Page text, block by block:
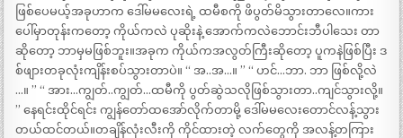
ဖြစ်ပေမယ့်အခုဟာက ဒေါ်မမလေးရဲ့ ထမီစကို ဖိပွတ်မိသွားတာလေ။ကား
ပေါ်မှာတုန်းကတော့ ကိုယ်ကလဲ ပုဆိုးနဲ့ အောက်ကလဲဘောင်းဘီပါသေး တာ
ဆိုတော့ ဘာမှမဖြစ်ဘူး။အခုက ကိုယ်ကအလွတ်ကြီးဆိုတော့ ပူကနဲဖြစ်ပြီး ဒ
စ်ဖျားတခုလုံးကျိန်းစပ်သွားတာပဲ။ “ အ..အ…။ ” “ ဟင်…ဘာ. ဘာ ဖြစ်လို့လဲ
…။ ” “ အား…ကျွတ်..ကျွတ်…ထမီကို ပွတ်ဆွဲသလိုဖြစ်သွားတာ..ကျင်သွားလို့။
” နေရင်းထိုင်ရင်း ကျွန်တော်ထအော်လိုက်တာမို့ ဒေါ်မမလေးတောင်လန့်သွား
တယ်ထင်တယ်။တချိန်လုံးလီးကို ကိုင်ထားတဲ့ လက်တွေကို အလန့်တကြား